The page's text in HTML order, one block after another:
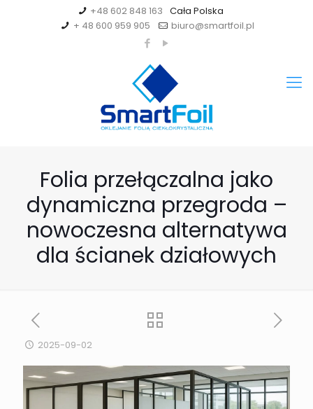
+48 602 848 163
+ 48 600 959 905
biuro@smartfoil.pl
Folia przełączalna jako
dynamiczna przegroda –
nowoczesna alternatywa
dla ścianek działowych
2025-09-02